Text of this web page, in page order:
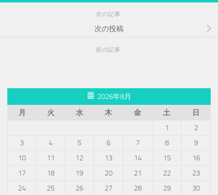
次の記事
次の投稿
前の記事
2026年8月
月
火 水 木 金 土
日
1
2
3
4 5 6 7 8
9
10
11 12 13 14 15
16
17
18 19 20 21 22
23
24
25 26 27 28 29
30